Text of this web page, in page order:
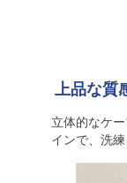
上品な質
立体的なケ
インで、洗